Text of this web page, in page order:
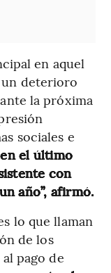
en aquel
deterioro
la próxima
sociales e
el último
con
año”, afirmó.
lo que llaman
de los
pago de